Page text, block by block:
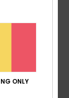
ONLY